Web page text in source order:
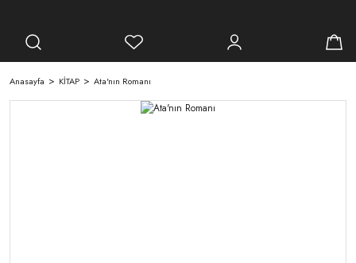
Anasayfa KİTAP Ata'nın Romanı